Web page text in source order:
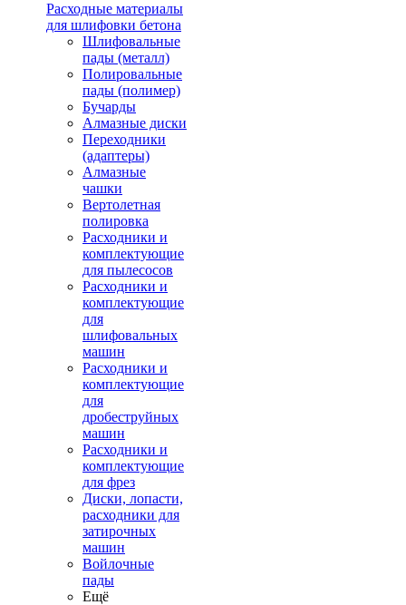
Расходные материалы
для шлифовки бетона
Шлифовальные
пады (металл)
Полировальные
пады (полимер)
Бучарды
Алмазные диски
Переходники
(адаптеры)
Алмазные
чашки
Вертолетная
полировка
Расходники и
комплектующие
для пылесосов
Расходники и
комплектующие
для
шлифовальных
машин
Расходники и
комплектующие
для
дробеструйных
машин
Расходники и
комплектующие
для фрез
Диски, лопасти,
расходники для
затирочных
машин
Войлочные
пады
Ещё